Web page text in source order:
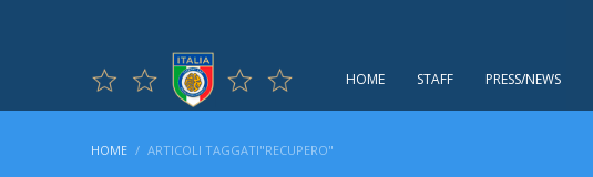
HOME STAFF PRESS/NEWS
HOME ARTICOLI TAGGATI"RECUPERO"